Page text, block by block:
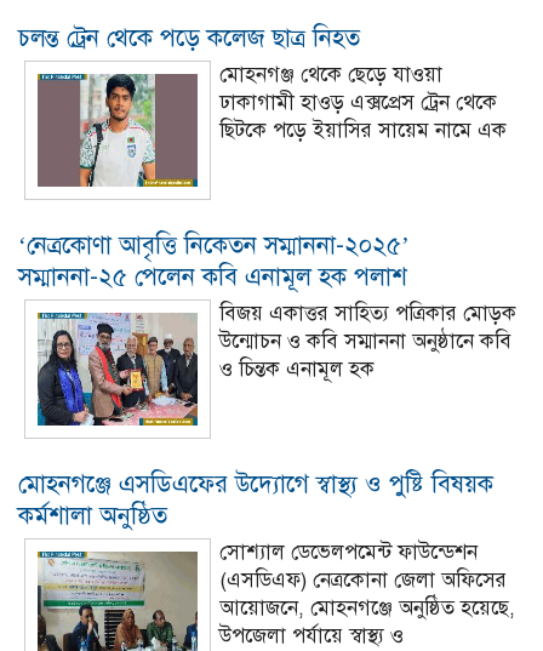
চলন্ত ট্রেন থেকে পড়ে কলেজ ছাত্র নিহত
মোহনগঞ্জ থেকে ছেড়ে যাওয়া
ঢাকাগামী হাওড় এক্সপ্রেস ট্রেন থেকে
ছিটকে পড়ে ইয়াসির সায়েম নামে এক
‘নেত্রকোণা আবৃত্তি নিকেতন সম্মাননা-২০২৫’
সম্মাননা-২৫ পেলেন কবি এনামূল হক পলাশ
বিজয় একাত্তর সাহিত্য পত্রিকার মোড়ক
উন্মোচন ও কবি সম্মাননা অনুষ্ঠানে কবি
ও চিন্তক এনামূল হক
মোহনগঞ্জে এসডিএফের উদ্যোগে স্বাস্থ্য ও পুষ্টি বিষয়ক
কর্মশালা অনুষ্ঠিত
সোশ্যাল ডেভেলপমেন্ট ফাউন্ডেশন
(এসডিএফ) নেত্রকোনা জেলা অফিসের
আয়োজনে, মোহনগঞ্জে অনুষ্ঠিত হয়েছে,
উপজেলা পর্যায়ে স্বাস্থ্য ও